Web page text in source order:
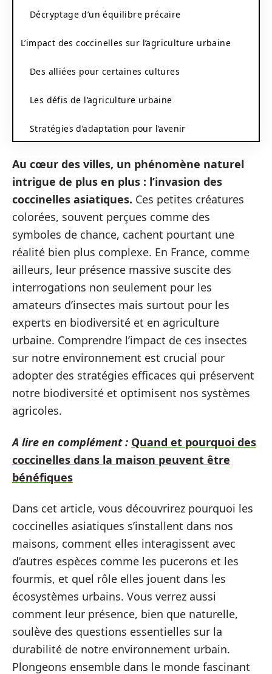
Décryptage d’un équilibre précaire
L’impact des coccinelles sur l’agriculture urbaine
Des alliées pour certaines cultures
Les défis de l’agriculture urbaine
Stratégies d’adaptation pour l’avenir
Au cœur des villes, un phénomène naturel
intrigue de plus en plus : l’invasion des
coccinelles asiatiques. Ces petites créatures
colorées, souvent perçues comme des
symboles de chance, cachent pourtant une
réalité bien plus complexe. En France, comme
ailleurs, leur présence massive suscite des
interrogations non seulement pour les
amateurs d’insectes mais surtout pour les
experts en biodiversité et en agriculture
urbaine. Comprendre l’impact de ces insectes
sur notre environnement est crucial pour
adopter des stratégies efficaces qui préservent
notre biodiversité et optimisent nos systèmes
agricoles.
A lire en complément : Quand et pourquoi des
coccinelles dans la maison peuvent être
bénéfiques
Dans cet article, vous découvrirez pourquoi les
coccinelles asiatiques s’installent dans nos
maisons, comment elles interagissent avec
d’autres espèces comme les pucerons et les
fourmis, et quel rôle elles jouent dans les
écosystèmes urbains. Vous verrez aussi
comment leur présence, bien que naturelle,
soulève des questions essentielles sur la
durabilité de notre environnement urbain.
Plongeons ensemble dans le monde fascinant